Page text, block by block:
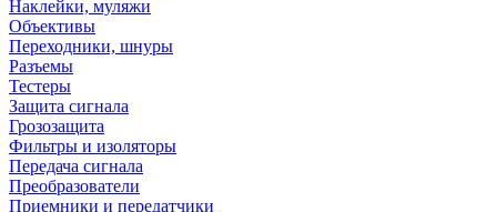
Наклейки, муляжи
Объективы
Переходники, шнуры
Разъемы
Тестеры
Защита сигнала
Грозозащита
Фильтры и изоляторы
Передача сигнала
Преобразователи
Приемники и передатчики